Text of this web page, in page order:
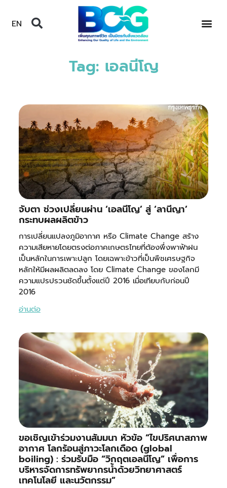
EN
Tag: เอลนีโญ
จับตา ช่วงเปลี่ยนผ่าน ‘เอลนีโญ’ สู่ ‘ลานีญา’
กระทบผลผลิตข้าว
การเปลี่ยนแปลงภูมิอากาศ หรือ Climate Change สร้าง
ความเสียหายโดยตรงต่อภาคเกษตรไทยที่ต้องพึ่งพาฟ้าฝน
เป็นหลักในการเพาะปลูก โดยเฉพาะข้าวที่เป็นพืชเศรษฐกิจ
หลักให้มีผลผลิตลดลง โดย Climate Change ของโลกมี
ความแปรปรวนชัดขึ้นตั้งแต่ปี 2016 เมื่อเทียบกับก่อนปี
2016
อ่านต่อ
ขอเชิญเข้าร่วมงานสัมมนา หัวข้อ “ไขปริศนาสภาพ
อากาศ โลกร้อนสู่ภาวะโลกเดือด (global
boiling) : ร่วมรับมือ “วิกฤตเอลนีโญ” เพื่อการ
บริหารจัดการทรัพยากรน้ำด้วยวิทยาศาสตร์
เทคโนโลยี และนวัตกรรม”